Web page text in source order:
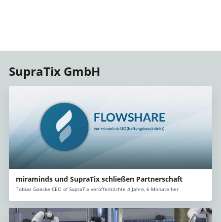
SupraTix GmbH
miraminds und SupraTix schließen Partnerschaft
Tobias Goecke CEO of SupraTix veröffentlichte 4 Jahre, 6 Monate her